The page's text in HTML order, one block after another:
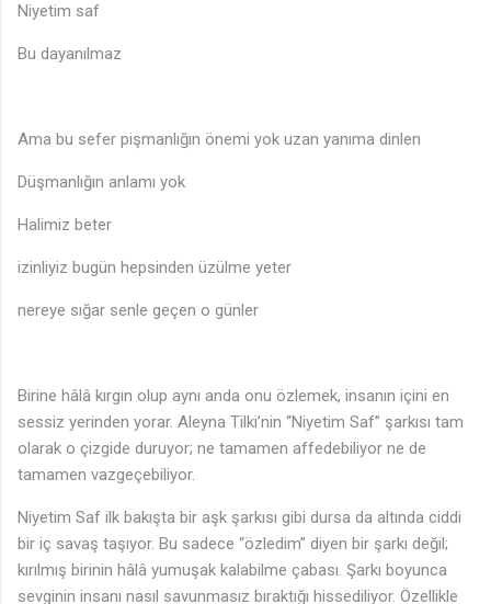
Niyetim saf
Bu dayanılmaz
Ama bu sefer pişmanlığın önemi yok uzan yanıma dinlen
Düşmanlığın anlamı yok
Halimiz beter
izinliyiz bugün hepsinden üzülme yeter
nereye sığar senle geçen o günler
Birine hâlâ kırgın olup aynı anda onu özlemek, insanın içini en
sessiz yerinden yorar. Aleyna Tilki’nin “Niyetim Saf” şarkısı tam
olarak o çizgide duruyor; ne tamamen affedebiliyor ne de
tamamen vazgeçebiliyor.
Niyetim Saf ilk bakışta bir aşk şarkısı gibi dursa da altında ciddi
bir iç savaş taşıyor. Bu sadece “özledim” diyen bir şarkı değil;
kırılmış birinin hâlâ yumuşak kalabilme çabası. Şarkı boyunca
sevginin insanı nasıl savunmasız bıraktığı hissediliyor. Özellikle
🎵